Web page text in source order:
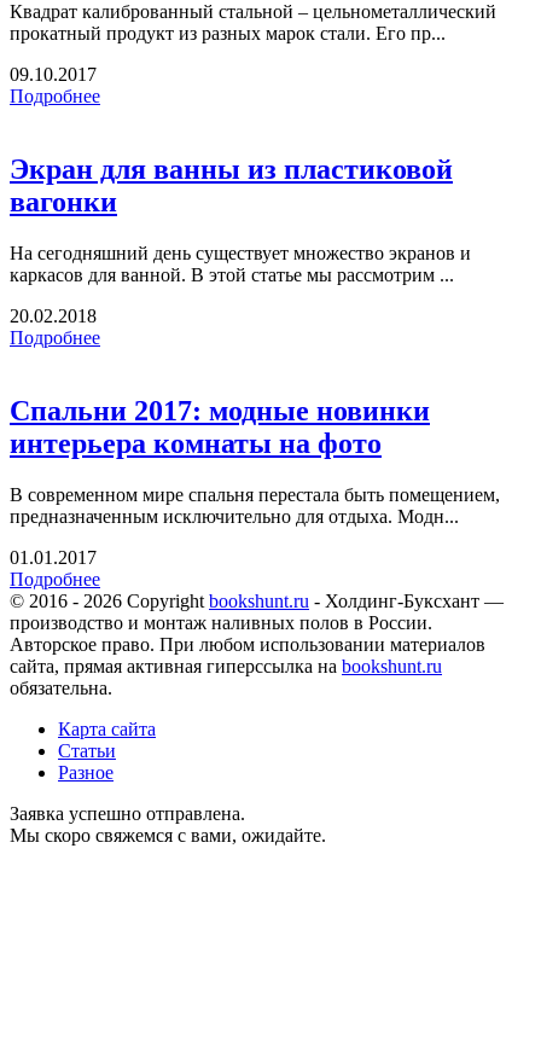
Квадрат калиброванный стальной – цельнометаллический
прокатный продукт из разных марок стали. Его пр...
09.10.2017
Подробнее
Экран для ванны из пластиковой
вагонки
На сегодняшний день существует множество экранов и
каркасов для ванной. В этой статье мы рассмотрим ...
20.02.2018
Подробнее
Спальни 2017: модные новинки
интерьера комнаты на фото
В современном мире спальня перестала быть помещением,
предназначенным исключительно для отдыха. Модн...
01.01.2017
Подробнее
© 2016 - 2026 Copyright bookshunt.ru - Холдинг-Буксхант —
производство и монтаж наливных полов в России.
Авторское право. При любом использовании материалов
сайта, прямая активная гиперссылка на bookshunt.ru
обязательна.
Карта сайта
Статьи
Разное
Заявка успешно отправлена.
Мы скоро свяжемся с вами, ожидайте.